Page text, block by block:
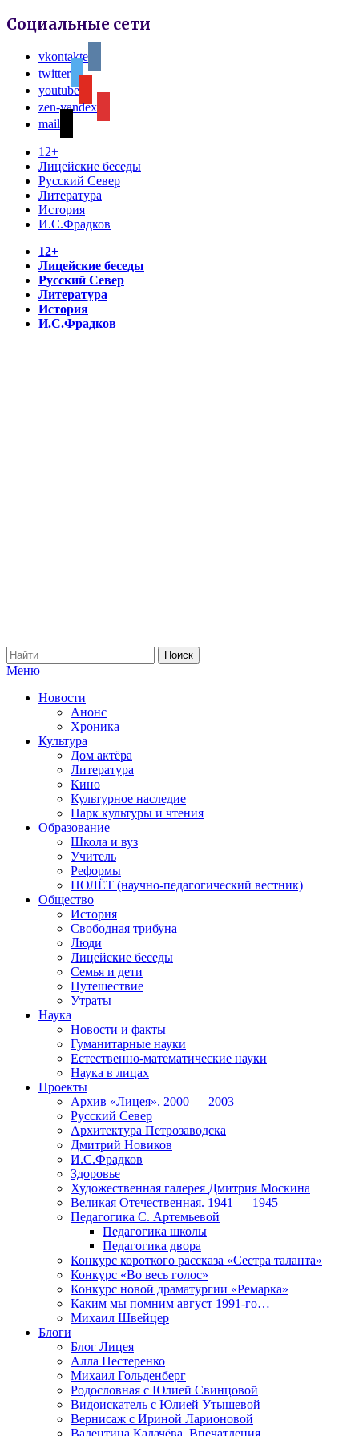
Социальные сети
vkontakte
twitter
youtube
zen-yandex
mail
12+
Лицейские беседы
Русский Север
Литература
История
И.С.Фрадков
12+
Лицейские беседы
Русский Север
Литература
История
И.С.Фрадков
Меню
Новости
Анонс
Хроника
Культура
Дом актёра
Литература
Кино
Культурное наследие
Парк культуры и чтения
Образование
Школа и вуз
Учитель
Реформы
ПОЛЁТ (научно-педагогический вестник)
Общество
История
Свободная трибуна
Люди
Лицейские беседы
Семья и дети
Путешествие
Утраты
Наука
Новости и факты
Гуманитарные науки
Естественно-математические науки
Наука в лицах
Проекты
Архив «Лицея». 2000 — 2003
Русский Север
Архитектура Петрозаводска
Дмитрий Новиков
И.С.Фрадков
Здоровье
Художественная галерея Дмитрия Москина
Великая Отечественная. 1941 — 1945
Педагогика С. Артемьевой
Педагогика школы
Педагогика двора
Конкурс короткого рассказа «Сестра таланта»
Конкурс «Во весь голос»
Конкурс новой драматургии «Ремарка»
Каким мы помним август 1991-го…
Михаил Швейцер
Блоги
Блог Лицея
Алла Нестеренко
Михаил Гольденберг
Родословная с Юлией Свинцовой
Видоискатель с Юлией Утышевой
Вернисаж с Ириной Ларионовой